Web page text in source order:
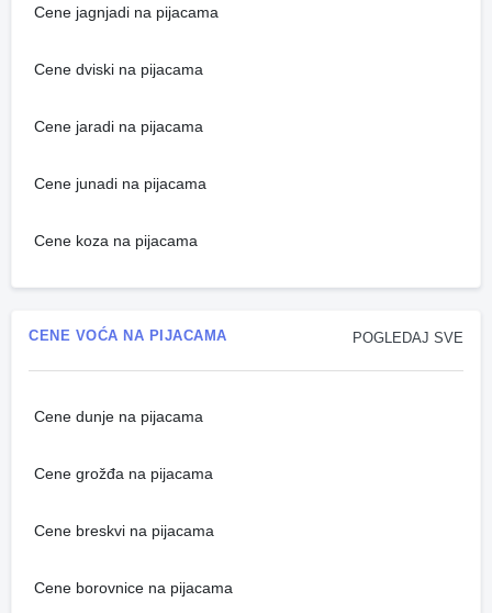
Cene jagnjadi na pijacama
Cene dviski na pijacama
Cene jaradi na pijacama
Cene junadi na pijacama
Cene koza na pijacama
POGLEDAJ SVE
CENE VOĆA NA PIJACAMA
Cene dunje na pijacama
Cene grožđa na pijacama
Cene breskvi na pijacama
Cene borovnice na pijacama